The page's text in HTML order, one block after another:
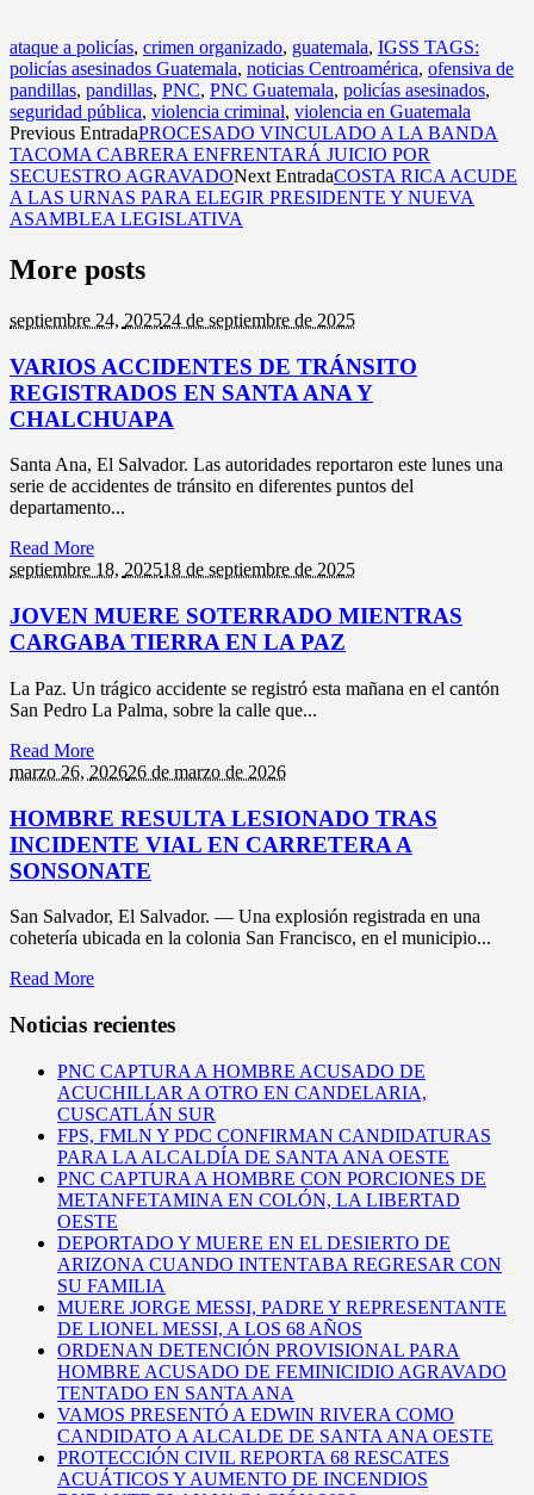
ataque a policías, crimen organizado, guatemala, IGSS TAGS:
policías asesinados Guatemala, noticias Centroamérica, ofensiva de
pandillas, pandillas, PNC, PNC Guatemala, policías asesinados,
seguridad pública, violencia criminal, violencia en Guatemala
Previous EntradaPROCESADO VINCULADO A LA BANDA
TACOMA CABRERA ENFRENTARÁ JUICIO POR
SECUESTRO AGRAVADONext EntradaCOSTA RICA ACUDE
A LAS URNAS PARA ELEGIR PRESIDENTE Y NUEVA
ASAMBLEA LEGISLATIVA
More posts
septiembre 24, 202524 de septiembre de 2025
VARIOS ACCIDENTES DE TRÁNSITO
REGISTRADOS EN SANTA ANA Y
CHALCHUAPA
Santa Ana, El Salvador. Las autoridades reportaron este lunes una
serie de accidentes de tránsito en diferentes puntos del
departamento...
Read More
septiembre 18, 202518 de septiembre de 2025
JOVEN MUERE SOTERRADO MIENTRAS
CARGABA TIERRA EN LA PAZ
La Paz. Un trágico accidente se registró esta mañana en el cantón
San Pedro La Palma, sobre la calle que...
Read More
marzo 26, 202626 de marzo de 2026
HOMBRE RESULTA LESIONADO TRAS
INCIDENTE VIAL EN CARRETERA A
SONSONATE
San Salvador, El Salvador. — Una explosión registrada en una
cohetería ubicada en la colonia San Francisco, en el municipio...
Read More
Noticias recientes
PNC CAPTURA A HOMBRE ACUSADO DE
ACUCHILLAR A OTRO EN CANDELARIA,
CUSCATLÁN SUR
FPS, FMLN Y PDC CONFIRMAN CANDIDATURAS
PARA LA ALCALDÍA DE SANTA ANA OESTE
PNC CAPTURA A HOMBRE CON PORCIONES DE
METANFETAMINA EN COLÓN, LA LIBERTAD
OESTE
DEPORTADO Y MUERE EN EL DESIERTO DE
ARIZONA CUANDO INTENTABA REGRESAR CON
SU FAMILIA
MUERE JORGE MESSI, PADRE Y REPRESENTANTE
DE LIONEL MESSI, A LOS 68 AÑOS
ORDENAN DETENCIÓN PROVISIONAL PARA
HOMBRE ACUSADO DE FEMINICIDIO AGRAVADO
TENTADO EN SANTA ANA
VAMOS PRESENTÓ A EDWIN RIVERA COMO
CANDIDATO A ALCALDE DE SANTA ANA OESTE
PROTECCIÓN CIVIL REPORTA 68 RESCATES
ACUÁTICOS Y AUMENTO DE INCENDIOS